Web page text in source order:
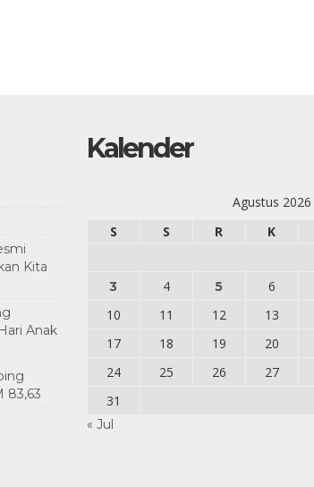
Kita
Anak
83,63
Kalender
Agustus 2026
S
S R K
3 4 5 6
10
11 12 13
17
18 19 20
24
25 26 27
31
« Jul